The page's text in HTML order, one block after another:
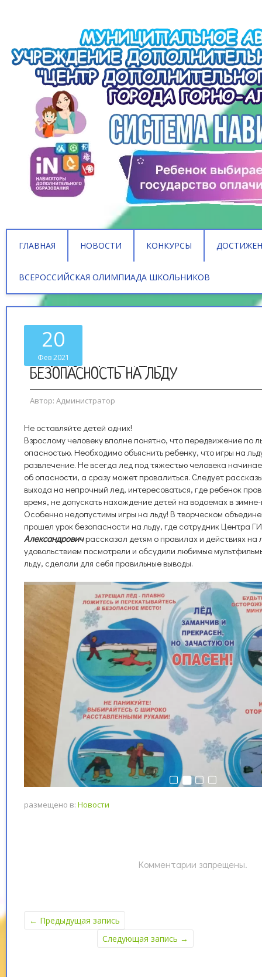
ГЛАВНАЯ НОВОСТИ КОНКУРСЫ
ВСЕРОССИЙСКАЯ ОЛИМПИАДА ШКОЛЬНИКОВ
20
Фев 2021
БЕЗОПАСНОСТЬ НА ЛЬДУ
Автор: Администратор
Не оставляйте детей одних!
Взрослому человеку вполне понятно, что передвижение по
опасностью. Необходимо объяснить ребенку, что игры на
развлечение. Не всегда лед под тяжестью человека
об опасности, а сразу может провалиться. Следует
выхода на непрочный лед, интересоваться, где ребенок
время, не допускать нахождение детей на водоемах в
Особенно недопустимы игры на льду! В творческом
прошел урок безопасности на льду, где сотрудник Центра
Александровичрассказал детям о правилах и действиях на
удовольствием посмотрели и обсудили любимые
льду, сделали для себя правильные выводы.
размещено в: Новости
Комментарии запрещены.
← Предыдущая запись
Следующая запись →